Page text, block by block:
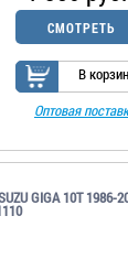
СМОТРЕТЬ
В
Оптовая
GIGA 10T 1986-